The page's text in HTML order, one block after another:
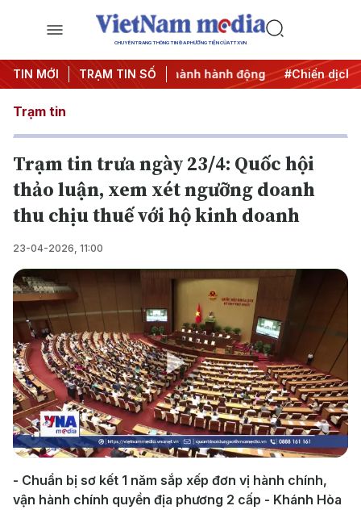
CHUYÊN TRANG THÔNG TIN ĐA PHƯƠNG TIỆN CỦA TTXVN
TIN MỚI TRẠM TIN SỐ
#Đưa Nghị quyết thành hành động #Chiến dịch 500
Trạm tin
Trạm tin trưa ngày 23/4: Quốc hội
thảo luận, xem xét ngưỡng doanh
thu chịu thuế với hộ kinh doanh
23-04-2026, 11:00
Play
Video
- Chuẩn bị sơ kết 1 năm sắp xếp đơn vị hành chính,
vận hành chính quyền địa phương 2 cấp - Khánh Hòa